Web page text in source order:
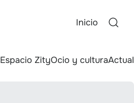
Inicio
Espacio ZityOcio y cultura